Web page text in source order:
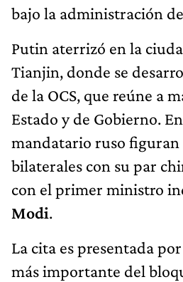
bajo la administración de
Putin aterrizó en la
Tianjin, donde se
de la OCS, que reúne a
Estado y de Gobierno.
mandatario ruso figuran
bilaterales con su par
con el primer ministro
Modi.
La cita es presentada
más importante del